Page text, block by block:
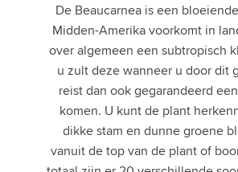
De Beaucarnea is een
Midden-Amerika voorkomt in
over algemeen een subtropisch
u zult deze wanneer u door dit
reist dan ook gegarandeerd
komen. U kunt de plant
dikke stam en dunne groene
vanuit de top van de plant of